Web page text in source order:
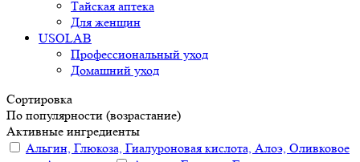
Тайская аптека
Для женщин
USOLAB
Профессиональный уход
Домашний уход
Сортировка
По популярности (возрастание)
Активные ингредиенты
Альгин, Глюкоза, Гиалуроновая кислота, Алоэ, Оливковое